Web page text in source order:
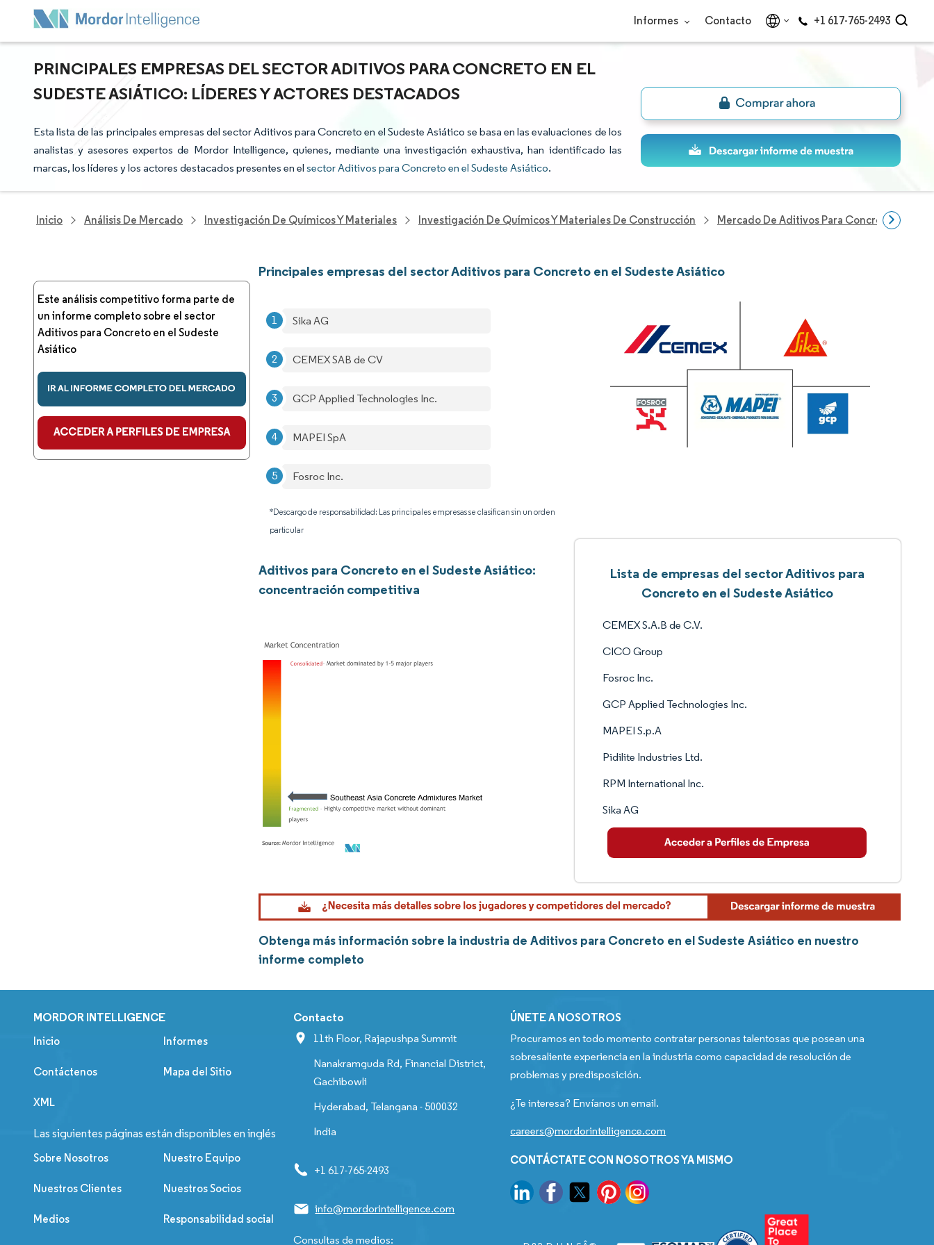
Informes Contacto +1 617-765-2493
PRINCIPALES EMPRESAS DEL SECTOR ADITIVOS PARA CONCRETO EN EL
SUDESTE ASIÁTICO: LÍDERES Y ACTORES DESTACADOS
Esta lista de las principales empresas del sector Aditivos para Concreto en el Sudeste Asiático se basa en las evaluaciones de los
analistas y asesores expertos de Mordor Intelligence, quienes, mediante una investigación exhaustiva, han identificado las
marcas, los líderes y los actores destacados presentes en el sector Aditivos para Concreto en el Sudeste Asiático.
Inicio Análisis De Mercado Investigación De Químicos Y Materiales Investigación De Químicos Y Materiales De Construcción Mercado De Aditivos Para Concreto Del
Este análisis competitivo forma parte de
un informe completo sobre el sector
Aditivos para Concreto en el Sudeste
Asiático
Principales empresas del sector Aditivos para Concreto en el Sudeste Asiático
Sika AG
CEMEX SAB de CV
GCP Applied Technologies Inc.
MAPEI SpA
Fosroc Inc.
*Descargo de responsabilidad: Las principales empresas se clasifican sin un orden
particular
Aditivos para Concreto en el Sudeste Asiático:
concentración competitiva
Lista de empresas del sector Aditivos para
Concreto en el Sudeste Asiático
CEMEX S.A.B de C.V.
CICO Group
Fosroc Inc.
GCP Applied Technologies Inc.
MAPEI S.p.A
Pidilite Industries Ltd.
RPM International Inc.
Sika AG
Obtenga más información sobre la industria de Aditivos para Concreto en el Sudeste Asiático en nuestro
informe completo
MORDOR INTELLIGENCE
Inicio Informes
Contáctenos Mapa del Sitio
XML
Las siguientes páginas están disponibles en inglés
Sobre Nosotros Nuestro Equipo
Nuestros Clientes Nuestros Socios
Medios Responsabilidad social
Contacto
11th Floor, Rajapushpa Summit
Nanakramguda Rd, Financial District,
Gachibowli
Hyderabad, Telangana - 500032
India
+1 617-765-2493
info@mordorintelligence.com
Consultas de medios:
ÚNETE A NOSOTROS
Procuramos en todo momento contratar personas talentosas que posean una
sobresaliente experiencia en la industria como capacidad de resolución de
problemas y predisposición.
¿Te interesa? Envíanos un email.
careers@mordorintelligence.com
CONTÁCTATE CON NOSOTROS YA MISMO